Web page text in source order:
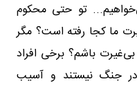
تو حتی محکوم
ما کجا رفته است؟ مگر
باشم؟ برخی افراد
در جنگ نیستند و آسیب